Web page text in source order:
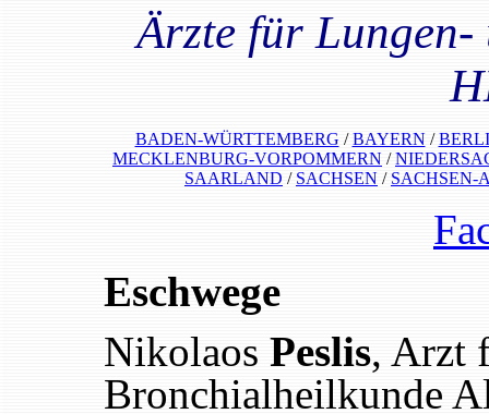
Ärzte für
BADEN-WÜRTTEMBERG /BAYERN /
MECKLENBURG-VORPOMMERN /
SAARLAND / SACHSEN / SACHSEN-
Eschwege
Nikolaos Peslis, Arzt
Bronchialheilkunde